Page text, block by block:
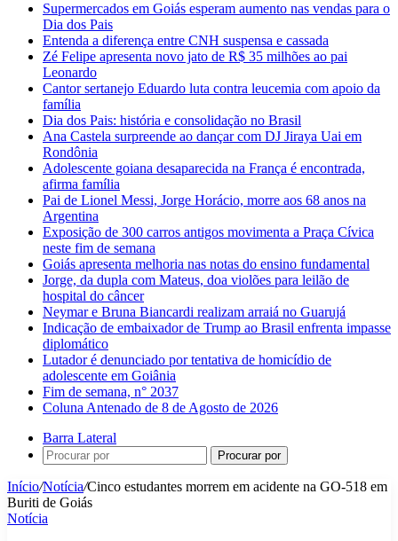
Supermercados em Goiás esperam aumento nas vendas para o
Dia dos Pais
Entenda a diferença entre CNH suspensa e cassada
Zé Felipe apresenta novo jato de R$ 35 milhões ao pai
Leonardo
Cantor sertanejo Eduardo luta contra leucemia com apoio da
família
Dia dos Pais: história e consolidação no Brasil
Ana Castela surpreende ao dançar com DJ Jiraya Uai em
Rondônia
Adolescente goiana desaparecida na França é encontrada,
afirma família
Pai de Lionel Messi, Jorge Horácio, morre aos 68 anos na
Argentina
Exposição de 300 carros antigos movimenta a Praça Cívica
neste fim de semana
Goiás apresenta melhoria nas notas do ensino fundamental
Jorge, da dupla com Mateus, doa violões para leilão de
hospital do câncer
Neymar e Bruna Biancardi realizam arraiá no Guarujá
Indicação de embaixador de Trump ao Brasil enfrenta impasse
diplomático
Lutador é denunciado por tentativa de homicídio de
adolescente em Goiânia
Fim de semana, n° 2037
Coluna Antenado de 8 de Agosto de 2026
Barra Lateral
Procurar por
Início/Notícia/Cinco estudantes morrem em acidente na GO-518 em
Buriti de Goiás
Notícia